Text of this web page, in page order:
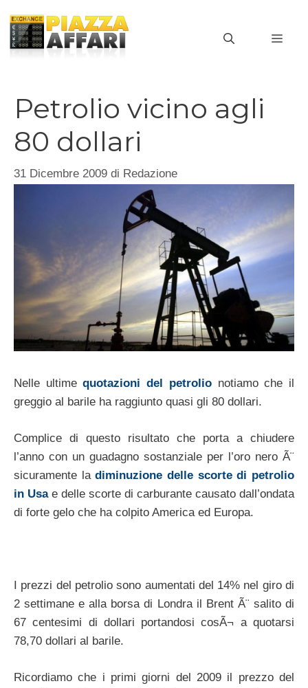
contenuto
Petrolio vicino agli
80 dollari
31 Dicembre 2009 di Redazione
Nelle ultimequotazioni del petrolionotiamo che il
greggio al barile ha raggiunto quasi gli 80 dollari.
Complice di questo risultato che porta a chiudere
l’anno con un guadagno sostanziale per l’oro nero Ã¨
sicuramente ladiminuzione delle scorte di petrolio
in Usae delle scorte di carburante causato dall’ondata
di forte gelo che ha colpito America ed Europa.
I prezzi del petrolio sono aumentati del 14% nel giro di
2 settimane e alla borsa di Londra il Brent Ã¨ salito di
67 centesimi di dollari portandosi cosÃ¬ a quotarsi
78,70 dollari al barile.
Ricordiamo che i primi giorni del 2009 il prezzo del